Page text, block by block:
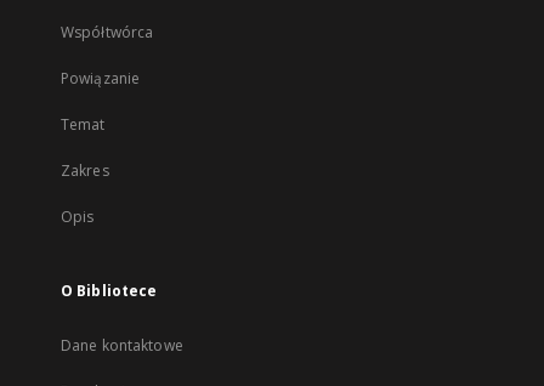
Współtwórca
Powiązanie
Temat
Zakres
Opis
O Bibliotece
Dane kontaktowe